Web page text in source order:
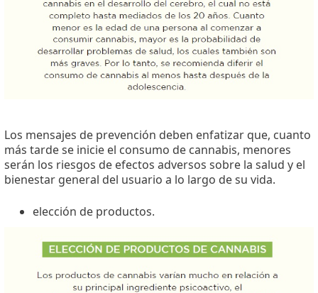
Los mensajes de prevención deben enfatizar que, cuanto
más tarde se inicie el consumo de cannabis, menores
serán los riesgos de efectos adversos sobre la salud y el
bienestar general del usuario a lo largo de su vida.
elección de productos.